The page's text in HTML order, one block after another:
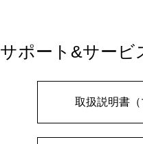
サポート&サービ
取扱説明書（